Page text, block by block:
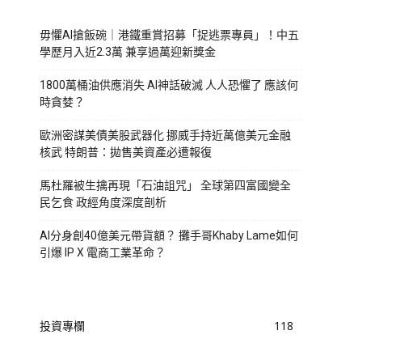
毋懼AI搶飯碗｜港鐵重賞招募「捉逃票專員」！中五
學歷月入近2.3萬 兼享過萬迎新獎金
1800萬桶油供應消失 AI神話破滅 人人恐懼了 應該何
時貪婪？
歐洲密謀美債美股武器化 挪威手持近萬億美元金融
核武 特朗普：拋售美資產必遭報復
馬杜羅被生擒再現「石油詛咒」 全球第四富國變全
民乞食 政經角度深度剖析
AI分身創40億美元帶貨額？ 攤手哥Khaby Lame如何
引爆 IP X 電商工業革命？
投資專欄
118